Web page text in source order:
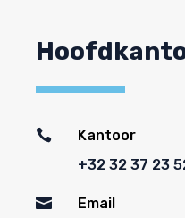

Kantoor
+32 32 37 23
 Email